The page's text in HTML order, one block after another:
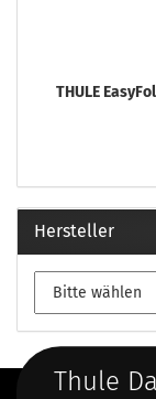
THULE
Hersteller
Thule